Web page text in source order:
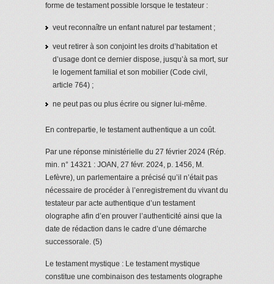
forme de testament possible lorsque le testateur :
veut reconnaître un enfant naturel par testament ;
veut retirer à son conjoint les droits d’habitation et
d’usage dont ce dernier dispose, jusqu’à sa mort, sur
le logement familial et son mobilier (Code civil,
article 764) ;
ne peut pas ou plus écrire ou signer lui-même.
En contrepartie, le testament authentique a un coût.
Par une réponse ministérielle du 27 février 2024 (Rép.
min. n° 14321 : JOAN, 27 févr. 2024, p. 1456, M.
Lefèvre), un parlementaire a précisé qu’il n’était pas
nécessaire de procéder à l’enregistrement du vivant du
testateur par acte authentique d’un testament
olographe afin d’en prouver l’authenticité ainsi que la
date de rédaction dans le cadre d’une démarche
successorale. (5)
Le testament mystique : Le testament mystique
constitue une combinaison des testaments olographe